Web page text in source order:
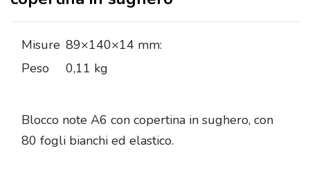
Misure 89×140×14 mm:
Peso
0,11 kg
Blocco note A6 con copertina in sughero, con
80 fogli bianchi ed elastico.